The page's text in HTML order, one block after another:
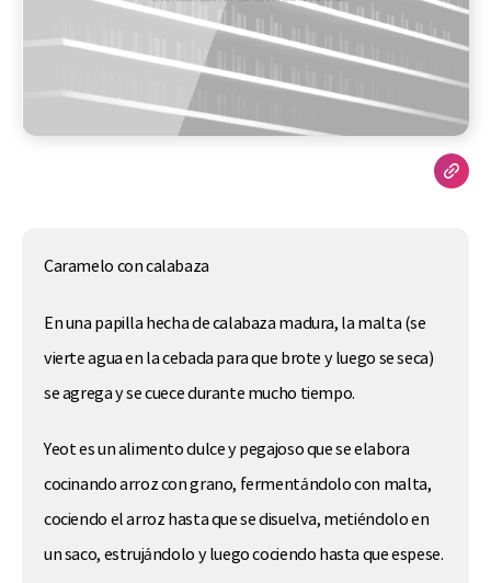
Caramelo con calabaza
En una papilla hecha de calabaza madura, la malta (se
vierte agua en la cebada para que brote y luego se seca)
se agrega y se cuece durante mucho tiempo.
Yeot es un alimento dulce y pegajoso que se elabora
cocinando arroz con grano, fermentándolo con malta,
cociendo el arroz hasta que se disuelva, metiéndolo en
un saco, estrujándolo y luego cociendo hasta que espese.